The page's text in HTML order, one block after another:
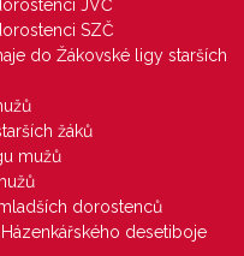
JVČ
SZČ
do Žákovské ligy starších
žáků
mužů
dorostenců
desetiboje